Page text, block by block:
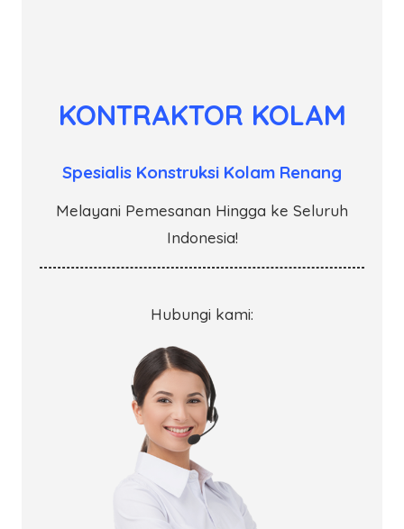
KONTRAKTOR KOLAM
Spesialis Konstruksi Kolam Renang
Melayani Pemesanan Hingga ke Seluruh
Indonesia!
Hubungi kami: